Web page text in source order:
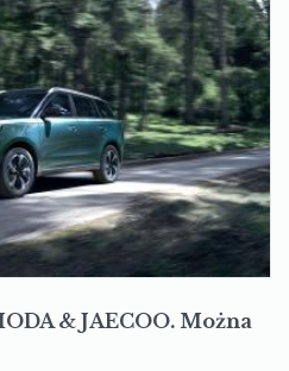
& JAECOO. Można